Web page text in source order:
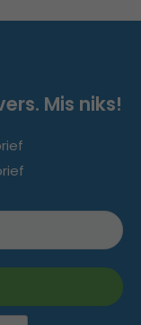
Mis niks!